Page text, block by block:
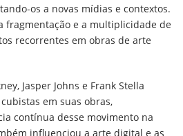
os a novas mídias e contextos.
fragmentação e a multiplicidade de
recorrentes em obras de arte
Jasper Johns e Frank Stella
em suas obras,
contínua desse movimento na
influenciou a arte digital e as